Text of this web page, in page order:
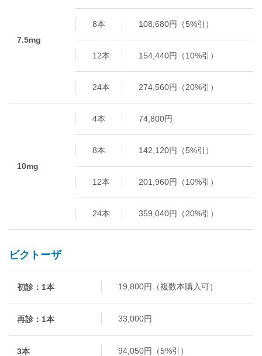
7.5mg
8本 108,680円（5%引）
12本 154,440円（10%引）
24本 274,560円（20%引）
10mg
4本 74,800円
8本 142,120円（5%引）
12本 201,960円（10%引）
24本 359,040円（20%引）
ビクトーザ
初診：1本 19,800円（複数本購入可）
再診：1本 33,000円
3本 94,050円（5%引）